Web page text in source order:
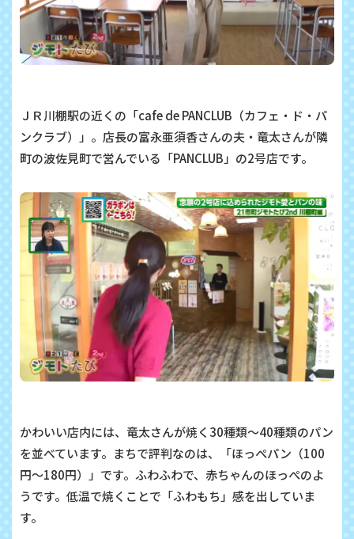
ＪＲ川棚駅の近くの「cafe de PANCLUB （カフェ・ド・パ
ンクラブ）」。店長の富永亜須香さんの夫・竜太さんが隣
町の波佐見町で営んでいる「PANCLUB」の2号店です。
かわいい店内には、竜太さんが焼く 30種類～40種類のパン
を並べています。まちで評判なのは、「ほっぺパン（100
円～180円）」です。ふわふわで、赤ちゃんのほっぺのよ
うです。低温で焼くことで「ふわもち」感を出していま
す。